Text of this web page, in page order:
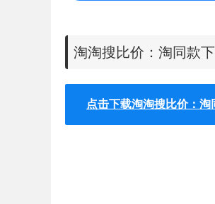
淘淘搜比价：淘同款
点击下载淘淘搜比价：淘